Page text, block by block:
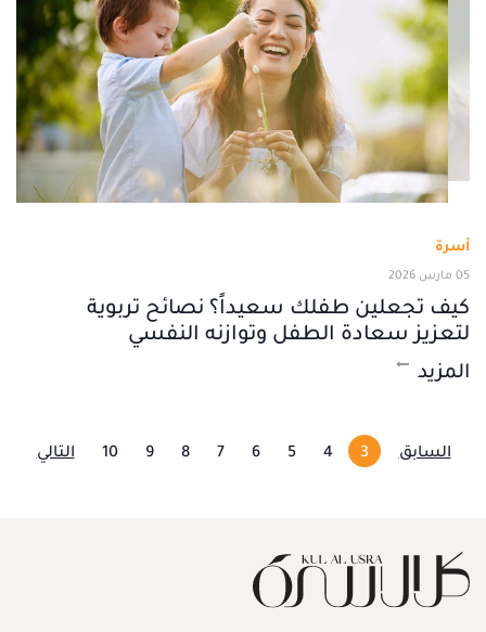
أسرة
05 مارس 2026
كيف تجعلين طفلك سعيداً؟ نصائح تربوية
لتعزيز سعادة الطفل وتوازنه النفسي
المزيد
السابق 3
4
5
6
7
8
9
10 التالي